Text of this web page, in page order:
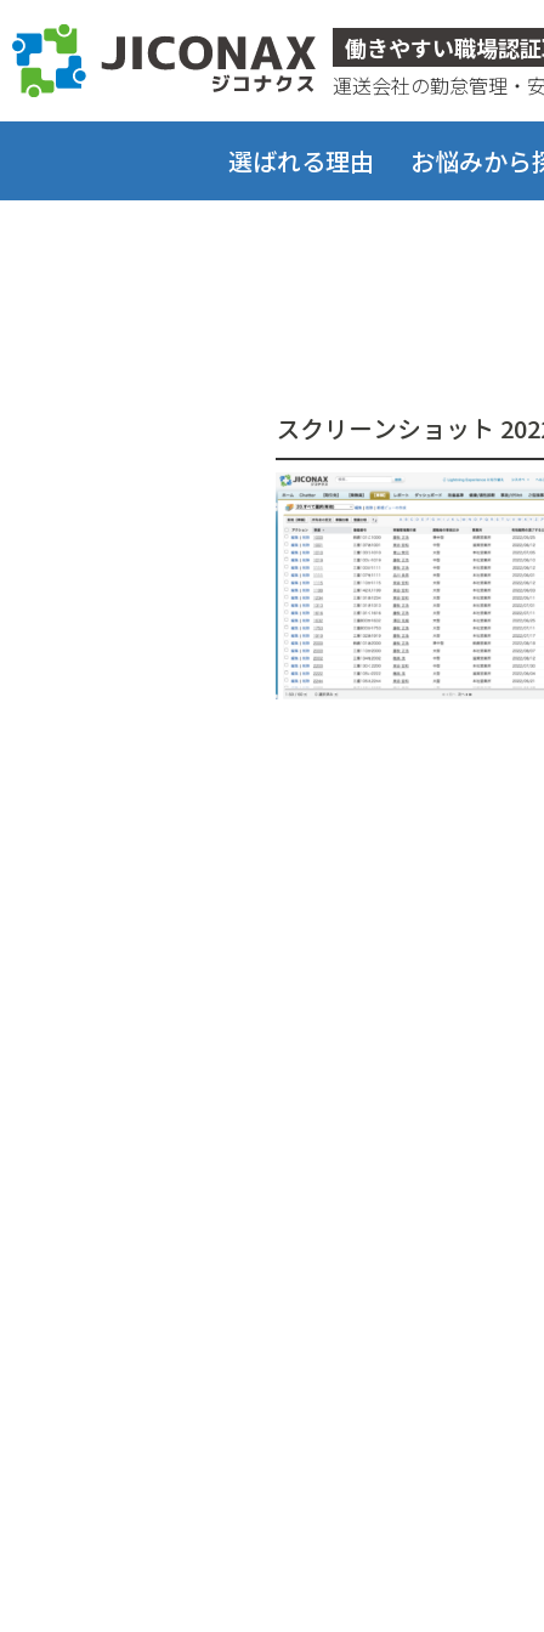
ジコナクス
働きやすい職場認
運送会社の勤怠管理・
選ばれる理由 お悩みから
スクリーンショット